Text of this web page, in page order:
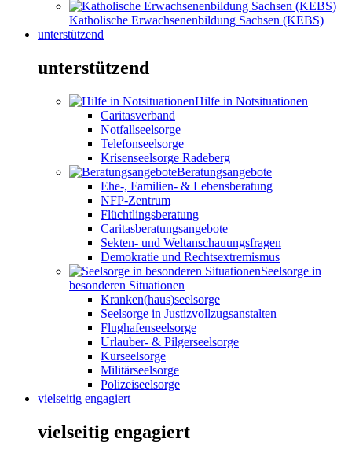
Katholische Erwachsenenbildung Sachsen (KEBS)
unterstützend
unterstützend
Hilfe in Notsituationen
Caritasverband
Notfallseelsorge
Telefonseelsorge
Krisenseelsorge Radeberg
Beratungsangebote
Ehe-, Familien- & Lebensberatung
NFP-Zentrum
Flüchtlingsberatung
Caritasberatungsangebote
Sekten- und Weltanschauungsfragen
Demokratie und Rechtsextremismus
Seelsorge in
besonderen Situationen
Kranken(haus)seelsorge
Seelsorge in Justizvollzugsanstalten
Flughafenseelsorge
Urlauber- & Pilgerseelsorge
Kurseelsorge
Militärseelsorge
Polizeiseelsorge
vielseitig engagiert
vielseitig engagiert